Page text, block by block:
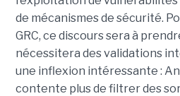
de mécanismes de sécurité.
GRC, ce discours sera à
nécessitera des validations
une inflexion intéressante :
contente plus de filtrer des